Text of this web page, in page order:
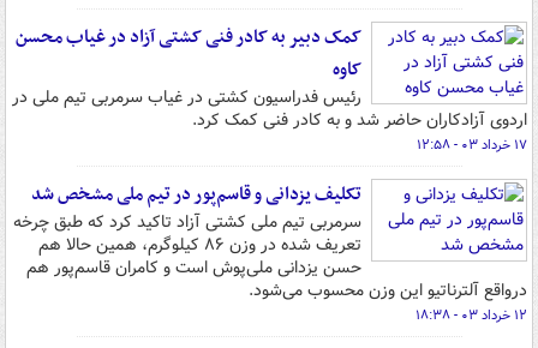
کمک دبیر به کادر فنی کشتی آزاد در غیاب محسن
کاوه
رئیس فدراسیون کشتی در غیاب سرمربی تیم ملی در
اردوی آزادکاران حاضر شد و به کادر فنی کمک کرد.
۱۷ خرداد ۰۳ - ۱۲:۵۸
تکلیف یزدانی و قاسم‌پور در تیم ملی مشخص شد
سرمربی تیم ملی کشتی آزاد تاکید کرد که طبق چرخه
تعریف شده در وزن ۸۶ کیلوگرم، همین حالا هم
حسن یزدانی ملی‌پوش است و کامران قاسم‌پور هم
درواقع آلترناتیو این وزن محسوب می‌شود.
۱۲ خرداد ۰۳ - ۱۸:۳۸